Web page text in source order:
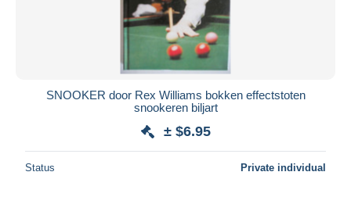
SNOOKER door Rex Williams bokken effectstoten
snookeren biljart
± $6.95
Status Private individual